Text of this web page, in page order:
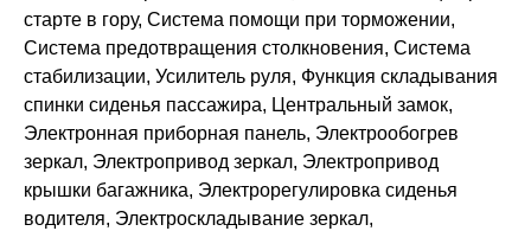
старте в гору, Система помощи при торможении,
Система предотвращения столкновения, Система
стабилизации, Усилитель руля, Функция складывания
спинки сиденья пассажира, Центральный замок,
Электронная приборная панель, Электрообогрев
зеркал, Электропривод зеркал, Электропривод
крышки багажника, Электрорегулировка сиденья
водителя, Электроскладывание зеркал,